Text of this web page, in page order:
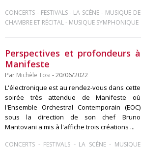
CONCERTS - FESTIVALS- LA SCÈNE - MUSIQUE DE
CHAMBRE ET RÉCITAL- MUSIQUE SYMPHONIQUE
Perspectives et profondeurs à
Manifeste
Par Michèle Tosi - 20/06/2022
L'électronique est au rendez-vous dans cette
soirée très attendue de Manifeste où
l'Ensemble Orchestral Contemporain (EOC)
sous la direction de son chef Bruno
Mantovani a mis à l'affiche trois créations ...
CONCERTS - FESTIVALS - LA SCÈNE- MUSIQUE